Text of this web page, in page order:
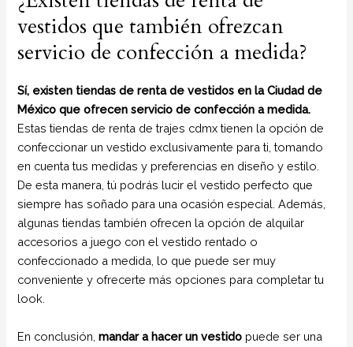
vestidos que también ofrezcan
servicio de confección a medida?
Sí, existen tiendas de renta de vestidos en la Ciudad de
México que ofrecen servicio de confección a medida.
Estas tiendas de renta de trajes cdmx tienen la opción de
confeccionar un vestido exclusivamente para ti, tomando
en cuenta tus medidas y preferencias en diseño y estilo.
De esta manera, tú podrás lucir el vestido perfecto que
siempre has soñado para una ocasión especial. Además,
algunas tiendas también ofrecen la opción de alquilar
accesorios a juego con el vestido rentado o
confeccionado a medida, lo que puede ser muy
conveniente y ofrecerte más opciones para completar tu
look.
En conclusión,mandar a hacer un vestido puede ser una